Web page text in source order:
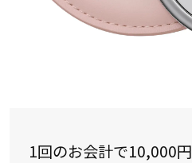
1回のお会計で10,000